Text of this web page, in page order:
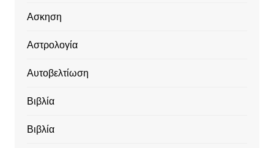
Ασκηση
Αστρολογία
Αυτοβελτίωση
Βιβλία
Βιβλία